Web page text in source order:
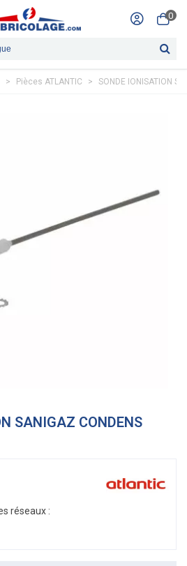
0
> Pièces ATLANTIC > SONDE IONISATION
SANIGAZ CONDENS